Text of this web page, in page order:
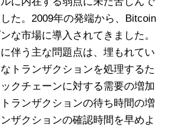
た。2009年の発端から、Bitcoin
な市場に導入されてきました。
伴う主な問題点は、埋もれてい
トランザクションを処理するた
クチェーンに対する需要の増加
ランザクションの待ち時間の増
ザクションの確認時間を早めよ